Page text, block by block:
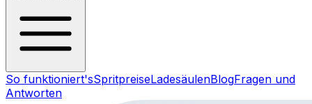
So funktioniert'sSpritpreiseLadesäulenBlogFragen und
Antworten